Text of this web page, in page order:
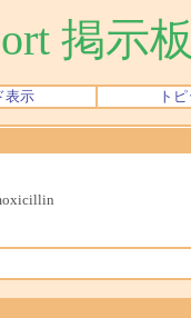
掲示板
表示 ト